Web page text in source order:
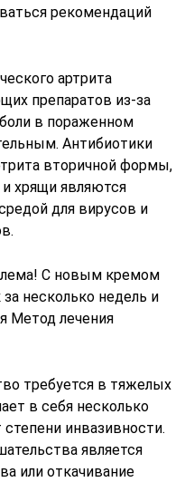
рекомендаций
артрита
препаратов из-за
в пораженном
Антибиотики
вторичной формы,
хрящи являются
для вирусов и
С новым кремом
несколько недель и
Метод лечения
требуется в тяжелых
в себя несколько
инвазивности.
является
или откачивание